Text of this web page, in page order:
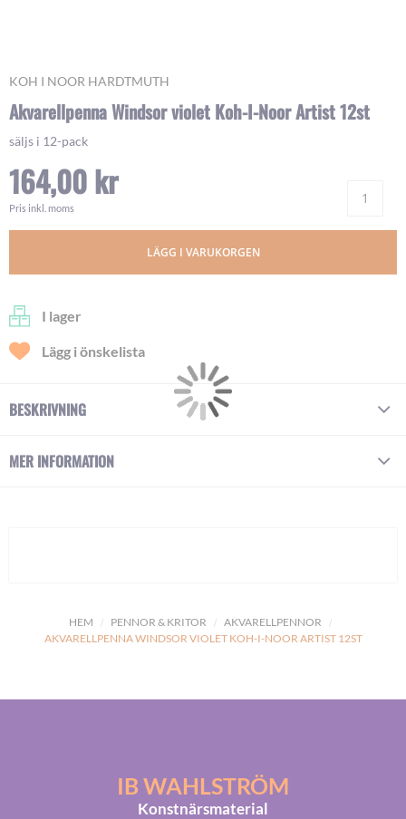
HEM PENNOR & KRITOR
AKVARELLPENNOR
AKVARELLPENNA WINDSOR VIOLET KOH-I-NOOR ARTIST 12ST
KOH I NOOR HARDTMUTH
Akvarellpenna Windsor violet Koh-I-Noor Artist 12st
säljs i 12-pack
164,00 kr
Pris inkl. moms
LÄGG I VARUKORGEN
I lager
Lägg i önskelista
Skip
the
of
the
images
gallery
BESKRIVNING
MER INFORMATION
IB WAHLSTRÖM
Konstnärsmaterial